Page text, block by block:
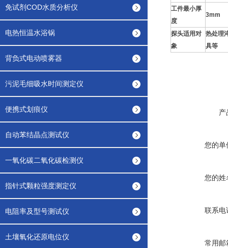
免试剂COD水质分析仪
电热恒温水浴锅
背负式电动喷雾器
污泥毛细吸水时间测定仪
便携式划痕仪
自动苯结晶点测试仪
一氧化碳二氧化碳检测仪
指针式颗粒强度测定仪
电阻率及型号测试仪
土壤氧化还原电位仪
工件最小厚
度
3mm
探头适用对
象
热处理
具等
产
您的单
您的姓
联系电
常用邮